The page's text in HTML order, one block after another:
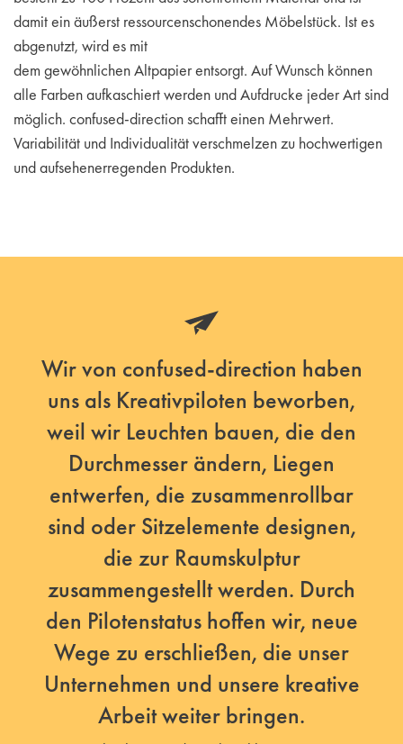
damit ein äußerst ressourcenschonendes Möbelstück. Ist es
abgenutzt, wird es mit
dem gewöhnlichen Altpapier entsorgt. Auf Wunsch können
alle Farben aufkaschiert werden und Aufdrucke jeder Art sind
möglich. confused-direction schafft einen Mehrwert.
Variabilität und Individualität verschmelzen zu hochwertigen
und aufsehenerregenden Produkten.
Wir von confused-direction haben
uns als Kreativpiloten beworben,
weil wir Leuchten bauen, die den
Durchmesser ändern, Liegen
entwerfen, die zusammenrollbar
sind oder Sitzelemente designen,
die zur Raumskulptur
zusammengestellt werden. Durch
den Pilotenstatus hoffen wir, neue
Wege zu erschließen, die unser
Unternehmen und unsere kreative
Arbeit weiter bringen.